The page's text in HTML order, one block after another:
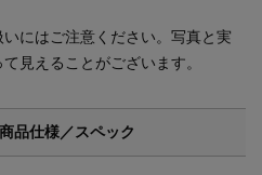
にはご注意ください。写真と実
見えることがございます。
商品仕様／スペック